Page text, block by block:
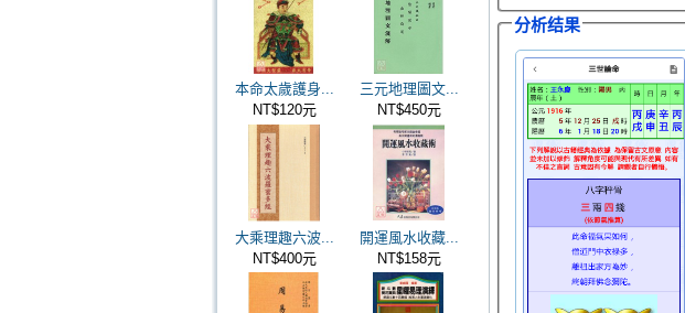
本命太歲護身...
NT$120元
三元地理圖文...
NT$450元
大乘理趣六波...
NT$400元
開運風水收藏...
NT$158元
分析结果